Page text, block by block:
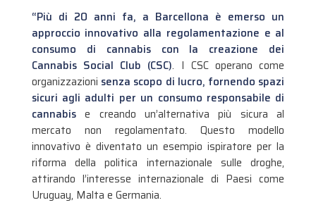
“Più di 20 anni fa, a Barcellona è emerso un
approccio innovativo alla regolamentazione e al
consumo di cannabis con la creazione dei
Cannabis Social Club (CSC). I CSC operano come
organizzazioni senza scopo di lucro, fornendo spazi
sicuri agli adulti per un consumo responsabile di
cannabise creando un’alternativa più sicura al
mercato non regolamentato. Questo modello
innovativo è diventato un esempio ispiratore per la
riforma della politica internazionale sulle droghe,
attirando l’interesse internazionale di Paesi come
Uruguay, Malta e Germania.